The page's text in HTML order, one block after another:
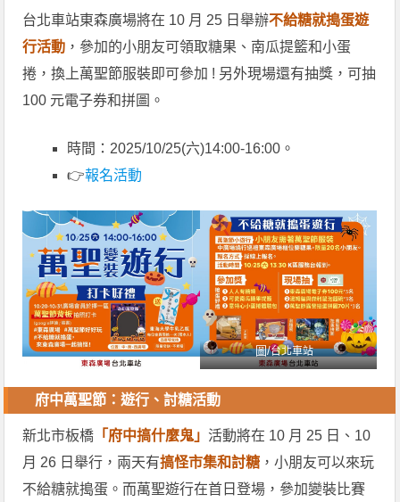
台北車站東森廣場將在 10 月 25 日舉辦不給糖就搗蛋遊
行活動 ，參加的小朋友可領取糖果、南瓜提籃和小蛋
捲，換上萬聖節服裝即可參加 ! 另外現場還有抽獎，可抽
100 元電子券和拼圖。
時間：2025/10/25(六)14:00-16:00。
👉報名活動
圖/台北車站
府中萬聖節：遊行、討糖活動
新北市板橋 「府中搞什麼鬼」 活動將在 10 月 25 日、10
月 26 日舉行，兩天有搞怪市集和討糖 ，小朋友可以來玩
不給糖就搗蛋。而萬聖遊行在首日登場，參加變裝比賽